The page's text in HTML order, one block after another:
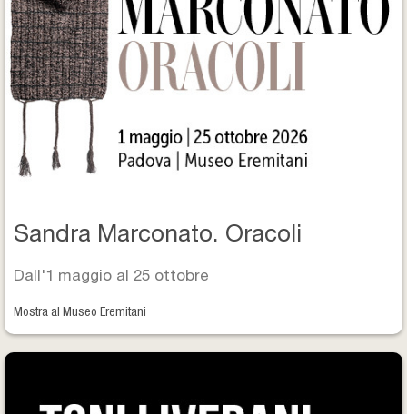
Sandra Marconato. Oracoli
Dall'1 maggio al 25 ottobre
Mostra al Museo Eremitani